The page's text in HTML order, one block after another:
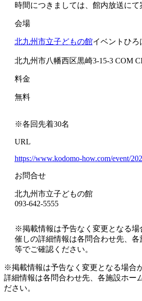
時間につきましては、館内放送にて
会場
北九州市立子どもの館イベントひろ
北九州市八幡西区黒崎3-15-3 COM
料金
無料
※各回先着30名
URL
https://www.kodomo-how.com/event/
お問合せ
北九州市立子どもの館
093-642-5555
※掲載情報は予告なく変更となる場
催しの詳細情報は各問合わせ先、各
等でご確認ください。
※掲載情報は予告なく変更となる場合
詳細情報は各問合わせ先、各施設ホー
ださい。